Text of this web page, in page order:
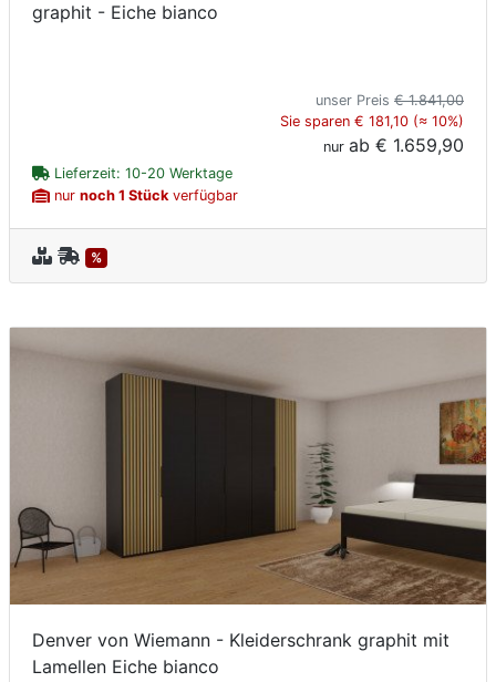
graphit - Eiche bianco
unser Preis € 1.841,00
Sie sparen € 181,10 (≈ 10%)
nur ab € 1.659,90
Lieferzeit: 10-20 Werktage
nur noch 1 Stückverfügbar
%
Denver von Wiemann - Kleiderschrank graphit mit
Lamellen Eiche bianco